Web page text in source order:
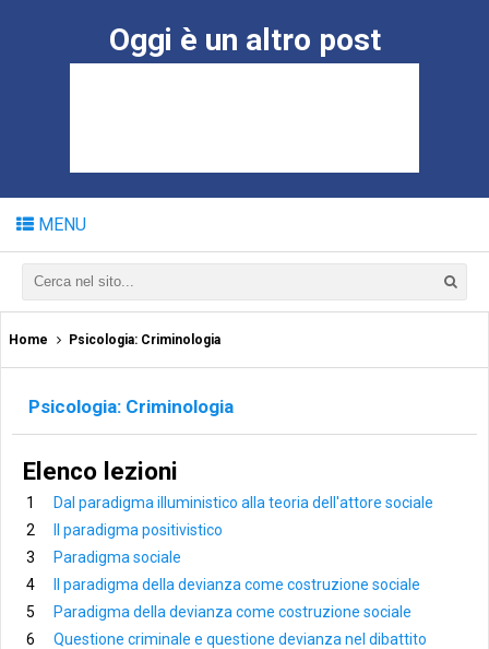
Oggi è un altro post
MENU
Home Psicologia: Criminologia
Psicologia: Criminologia
Elenco lezioni
Dal paradigma illuministico alla teoria dell'attore sociale
Il paradigma positivistico
Paradigma sociale
Il paradigma della devianza come costruzione sociale
Paradigma della devianza come costruzione sociale
Questione criminale e questione devianza nel dibattito